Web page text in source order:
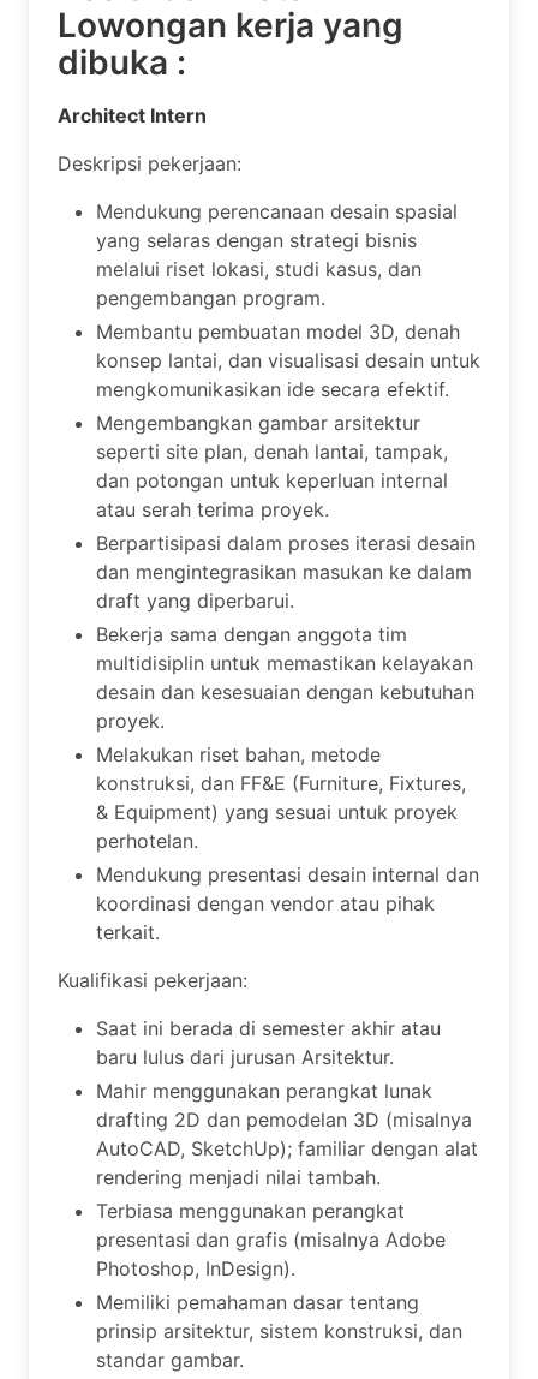
Lowongan kerja yang
dibuka :
Architect Intern
Deskripsi pekerjaan:
Mendukung perencanaan desain spasial
yang selaras dengan strategi bisnis
melalui riset lokasi, studi kasus, dan
pengembangan program.
Membantu pembuatan model 3D, denah
konsep lantai, dan visualisasi desain untuk
mengkomunikasikan ide secara efektif.
Mengembangkan gambar arsitektur
seperti site plan, denah lantai, tampak,
dan potongan untuk keperluan internal
atau serah terima proyek.
Berpartisipasi dalam proses iterasi desain
dan mengintegrasikan masukan ke dalam
draft yang diperbarui.
Bekerja sama dengan anggota tim
multidisiplin untuk memastikan kelayakan
desain dan kesesuaian dengan kebutuhan
proyek.
Melakukan riset bahan, metode
konstruksi, dan FF&E (Furniture, Fixtures,
& Equipment) yang sesuai untuk proyek
perhotelan.
Mendukung presentasi desain internal dan
koordinasi dengan vendor atau pihak
terkait.
Kualifikasi pekerjaan:
Saat ini berada di semester akhir atau
baru lulus dari jurusan Arsitektur.
Mahir menggunakan perangkat lunak
drafting 2D dan pemodelan 3D (misalnya
AutoCAD, SketchUp); familiar dengan alat
rendering menjadi nilai tambah.
Terbiasa menggunakan perangkat
presentasi dan grafis (misalnya Adobe
Photoshop, InDesign).
Memiliki pemahaman dasar tentang
prinsip arsitektur, sistem konstruksi, dan
standar gambar.